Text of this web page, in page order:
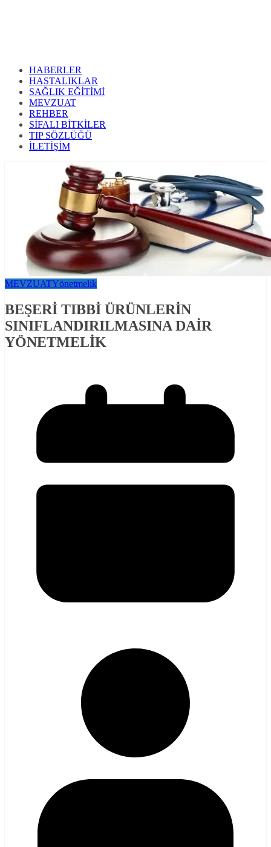
HABERLER
HASTALIKLAR
SAĞLIK EĞİTİMİ
MEVZUAT
REHBER
SİFALI BİTKİLER
TIP SÖZLÜĞÜ
İLETİŞİM
MEVZUATYönetmelik
BEŞERİ TIBBİ ÜRÜNLERİN
SINIFLANDIRILMASINA DAİR
YÖNETMELİK